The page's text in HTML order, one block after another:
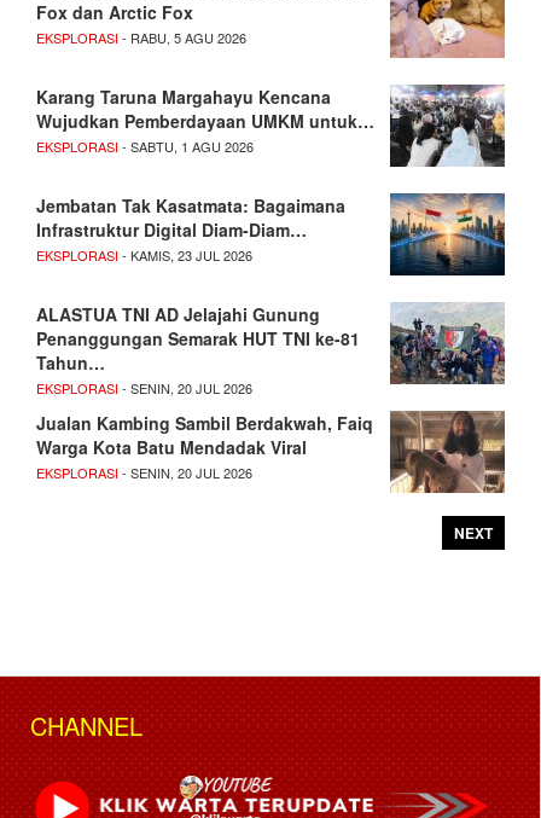
Fox dan Arctic Fox
EKSPLORASI- RABU, 5 AGU 2026
Karang Taruna Margahayu Kencana
Wujudkan Pemberdayaan UMKM untuk…
EKSPLORASI- SABTU, 1 AGU 2026
Jembatan Tak Kasatmata: Bagaimana
Infrastruktur Digital Diam-Diam…
EKSPLORASI- KAMIS, 23 JUL 2026
ALASTUA TNI AD Jelajahi Gunung
Penanggungan Semarak HUT TNI ke-81
Tahun…
EKSPLORASI- SENIN, 20 JUL 2026
Jualan Kambing Sambil Berdakwah, Faiq
Warga Kota Batu Mendadak Viral
EKSPLORASI- SENIN, 20 JUL 2026
NEXT
CHANNEL